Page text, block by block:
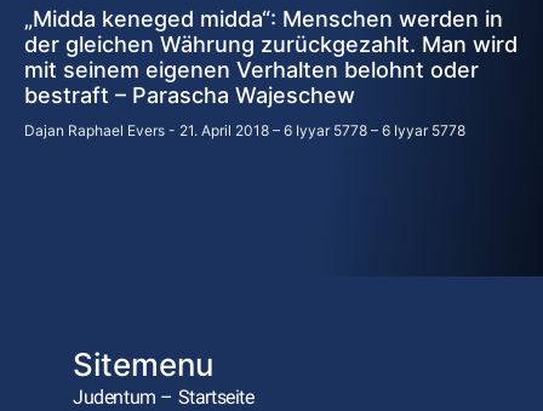
„Midda keneged midda“: Menschen werden in
der gleichen Währung zurückgezahlt. Man wird
mit seinem eigenen Verhalten belohnt oder
bestraft – Parascha Wajeschew
Dajan Raphael Evers 21. April 2018 – 6 Iyyar 5778 – 6 Iyyar 5778
Sitemenu
Judentum – Startseite